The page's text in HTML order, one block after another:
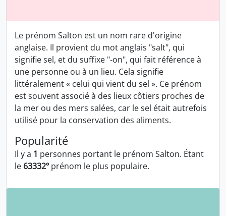
Le prénom Salton est un nom rare d'origine
anglaise. Il provient du mot anglais "salt", qui
signifie sel, et du suffixe "-on", qui fait référence à
une personne ou à un lieu. Cela signifie
littéralement « celui qui vient du sel ». Ce prénom
est souvent associé à des lieux côtiers proches de
la mer ou des mers salées, car le sel était autrefois
utilisé pour la conservation des aliments.
Popularité
Il y a 1 personnes portant le prénom Salton. Étant
le 63332º prénom le plus populaire.